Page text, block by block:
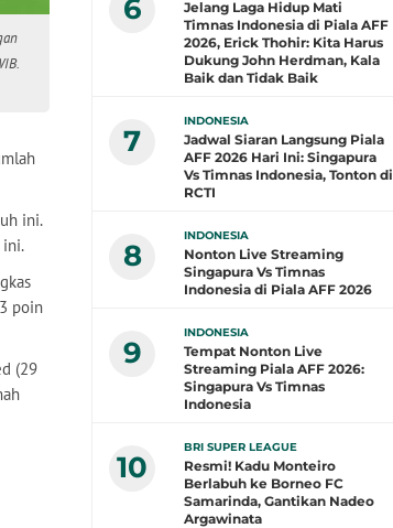
ini.
ini.
poin
(29
6
Jelang Laga Hidup Mati
Timnas Indonesia di Piala AFF
2026, Erick Thohir: Kita Harus
Dukung John Herdman, Kala
Baik dan Tidak Baik
7
INDONESIA
Jadwal Siaran Langsung Piala
AFF 2026 Hari Ini: Singapura
Vs Timnas Indonesia, Tonton di
RCTI
8
INDONESIA
Nonton Live Streaming
Singapura Vs Timnas
Indonesia di Piala AFF 2026
9
INDONESIA
Tempat Nonton Live
Streaming Piala AFF 2026:
Singapura Vs Timnas
Indonesia
10
BRI SUPER LEAGUE
Resmi! Kadu Monteiro
Berlabuh ke Borneo FC
Samarinda, Gantikan Nadeo
Argawinata